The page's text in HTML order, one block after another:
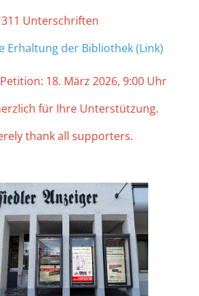
Unterschriften
Erhaltung der Bibliothek (Link)
18. März 2026, 9:00 Uhr
für Ihre Unterstützung.
thank all supporters.